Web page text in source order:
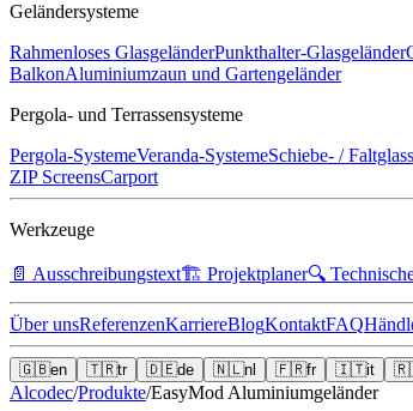
Geländersysteme
Rahmenloses GlasgeländerPunkthalter-Glasgeländer
BalkonAluminiumzaun und Gartengeländer
Pergola- und Terrassensysteme
Pergola-SystemeVeranda-SystemeSchiebe- /
ZIP ScreensCarport
Werkzeuge
📄 Ausschreibungstext🏗️ Projektplaner🔍
Über unsReferenzenKarriereBlogKontaktFAQ
🇬🇧en 🇹🇷tr 🇩🇪de 🇳🇱nl 🇫🇷fr 🇮🇹it
Alcodec/Produkte/EasyMod Aluminiumgeländer